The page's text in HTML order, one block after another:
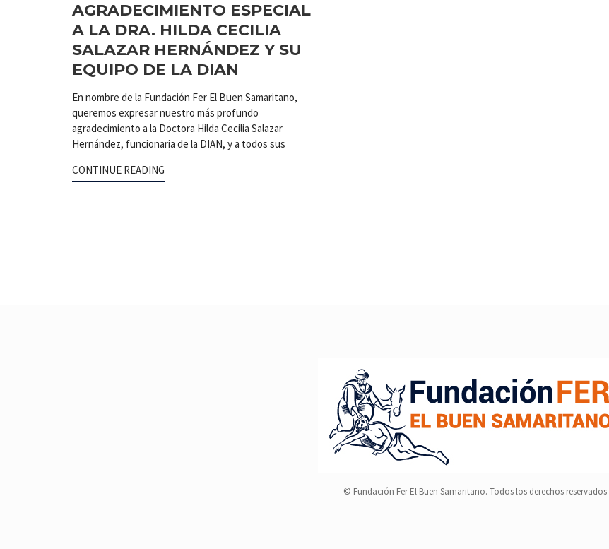
AGRADECIMIENTO ESPECIAL
A LA DRA. HILDA CECILIA
SALAZAR HERNÁNDEZ Y SU
EQUIPO DE LA DIAN
En nombre de la Fundación Fer El Buen Samaritano,
queremos expresar nuestro más profundo
agradecimiento a la Doctora Hilda Cecilia Salazar
Hernández, funcionaria de la DIAN, y a todos sus
CONTINUE READING
© Fundación Fer El Buen Samaritano. Todos los derechos reservados